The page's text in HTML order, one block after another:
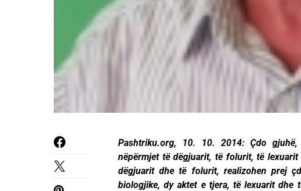
Pashtriku.org, 10. 10. 2014: Çdo
nëpërmjet të dëgjuarit, të folurit, të
dëgjuarit dhe të folurit, realizohen prej
biologjike, dy aktet e tjera, të lexuarit dhe